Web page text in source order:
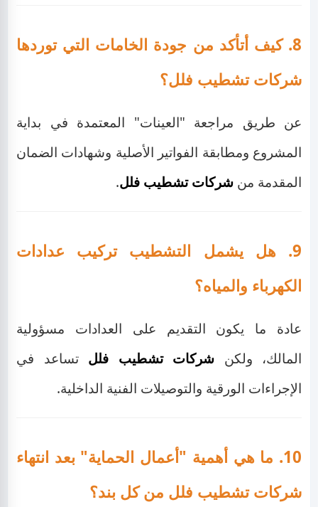
8. كيف أتأكد من جودة الخامات التي توردها
شركات تشطيب فلل؟
عن طريق مراجعة "العينات" المعتمدة في بداية
المشروع ومطابقة الفواتير الأصلية وشهادات الضمان
المقدمة من شركات تشطيب فلل.
9. هل يشمل التشطيب تركيب عدادات
الكهرباء والمياه؟
عادة ما يكون التقديم على العدادات مسؤولية
المالك، ولكن شركات تشطيب فلل تساعد في
الإجراءات الورقية والتوصيلات الفنية الداخلية.
10. ما هي أهمية "أعمال الحماية" بعد انتهاء
شركات تشطيب فلل من كل بند؟